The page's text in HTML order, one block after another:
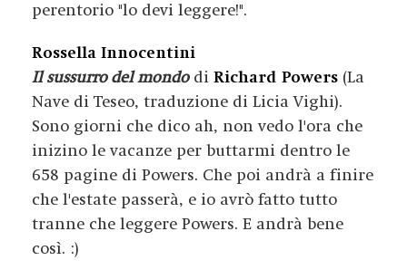
perentorio "lo devi leggere!".
Rossella Innocentini
Il sussurro del mondodi Richard Powers (La
Nave di Teseo, traduzione di Licia Vighi).
Sono giorni che dico ah, non vedo l'ora che
inizino le vacanze per buttarmi dentro le
658 pagine di Powers. Che poi andrà a finire
che l'estate passerà, e io avrò fatto tutto
tranne che leggere Powers. E andrà bene
così. :)